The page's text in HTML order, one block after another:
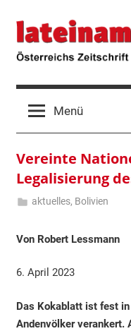
Inhalt
springen
anders
Österreichs
Zeitschrift
für
und
die
Karibik
Menü
Vereinte
Legalisierung
April
Lessmann
aktuelles, Bolivien
Von Robert Lessmann
6. April 2023
Das Kokablatt ist fest
Andenvölker verankert.